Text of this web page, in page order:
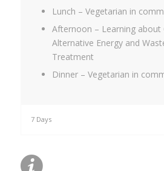
Lunch – Vegetarian in
Afternoon – Learning about
Alternative Energy and
Treatment
Dinner – Vegetarian in
7 Days